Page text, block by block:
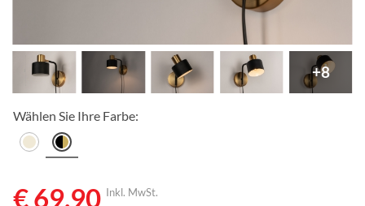
+8
Wählen Sie Ihre Farbe:
€ 69,90 Inkl. MwSt.